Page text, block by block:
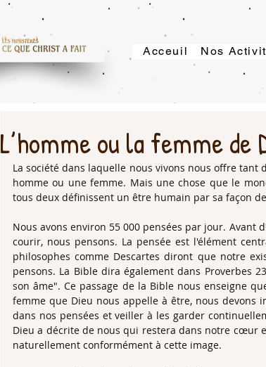
Acceuil Nos
L’homme ou la femme de
La société dans laquelle nous vivons nous offre tant
homme ou une femme. Mais une chose que le
tous deux définissent un être humain par sa façon
Nous avons environ 55 000 pensées par jour. Avant
courir, nous pensons. La pensée est l'élément
philosophes comme Descartes diront que notre
pensons. La Bible dira également dans Proverbes
son âme". Ce passage de la Bible nous enseigne
femme que Dieu nous appelle à être, nous devons
dans nos pensées et veiller à les garder
Dieu a décrite de nous qui restera dans notre cœur
naturellement conformément à cette image.